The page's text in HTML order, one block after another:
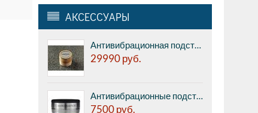
АКСЕССУАРЫ
Антивибрационная подставка AUDWAVE VI-3 Reference J2 - high frequency, диаметр 45мм, высота 41мм, 1шт.
29990руб.
Антивибрационные подставки IsoAcoustics Orea Indigo - изолятор для компонентов: CD-проигрыватели, проигрыватели винила, усилители, ЦАП и т.п. нагрузкой на каждую ножку до 7,2 кг, размер (диаметр х высота): 58х33 мм, фрезерованная сталь, шт.
7500руб.